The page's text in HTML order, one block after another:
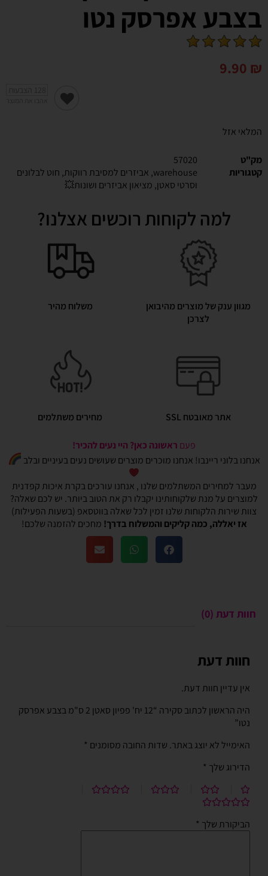
בצבע אפרסק נטו
9.90 ₪
המלאי אזל
מק"ט
57020
קטגוריות
warehouse
, אביזרים למסיבת רווקות, חוט לבלונים
וסרטי סאטן, מציאון אביזרים ושונות💥
למה לקוחות רוכשים אצלנו?
מגוון ענק של מוצרים מהיבואן
לצרכן
משלוח מהיר
אתר מאובטח SSL מחירים משתלמים
פעם ראשונה כאן? היי נעים להכיר!
אנחנו בלוני ריינבו! אנחנו מוכרים מוצרים שעושים נעים בעיניים ובלב
מעבר למחירים המשתלמים שלנו , אנחנו עורכים בקרת איכות קפדנית
למוצרים על מנת שלקוחותינו יקבלו רק את הטוב ביותר. יש לכם שאלה?
צוות שירות הלקוחות שלנו זמין לכל שאלה בווטסאפ (בשעות הפעילות)
אז יאללה, כמה קליקים והמשלוח בדרך! מחכים להזמנה שלכם!
חוות דעת (0)
חוות דעת
אין עדיין חוות דעת.
היה הראשון לכתוב סקירה “12 יח' פפיון סאטן 2 ס"מ בצבע אפרסק
נטו”
האימייל לא יוצג באתר. שדות החובה מסומנים *
הדירוג שלך *
הביקורת שלך *